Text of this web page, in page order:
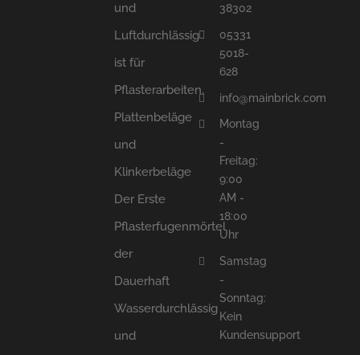
und
Luftdurchlässig
ist für
Pflasterarbeiten,
Plattenbeläge
und
Klinkerbeläge
Der Erste
Pflasterfugenmörtel
der
Dauerhaft
Wasserdurchlässig
und
38302
05331
5018-
628
info@mainbrick.com
Montag
-
Freitag:
9:00
AM -
18:00
Uhr
Samstag
-
Sonntag:
Kein
Kundensupport